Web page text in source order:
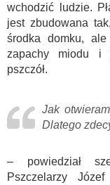
wchodzić ludzie.
jest zbudowana
środka domku,
zapachy miodu i
pszczół.
Jak
Dlatego
– powiedział
Pszczelarzy